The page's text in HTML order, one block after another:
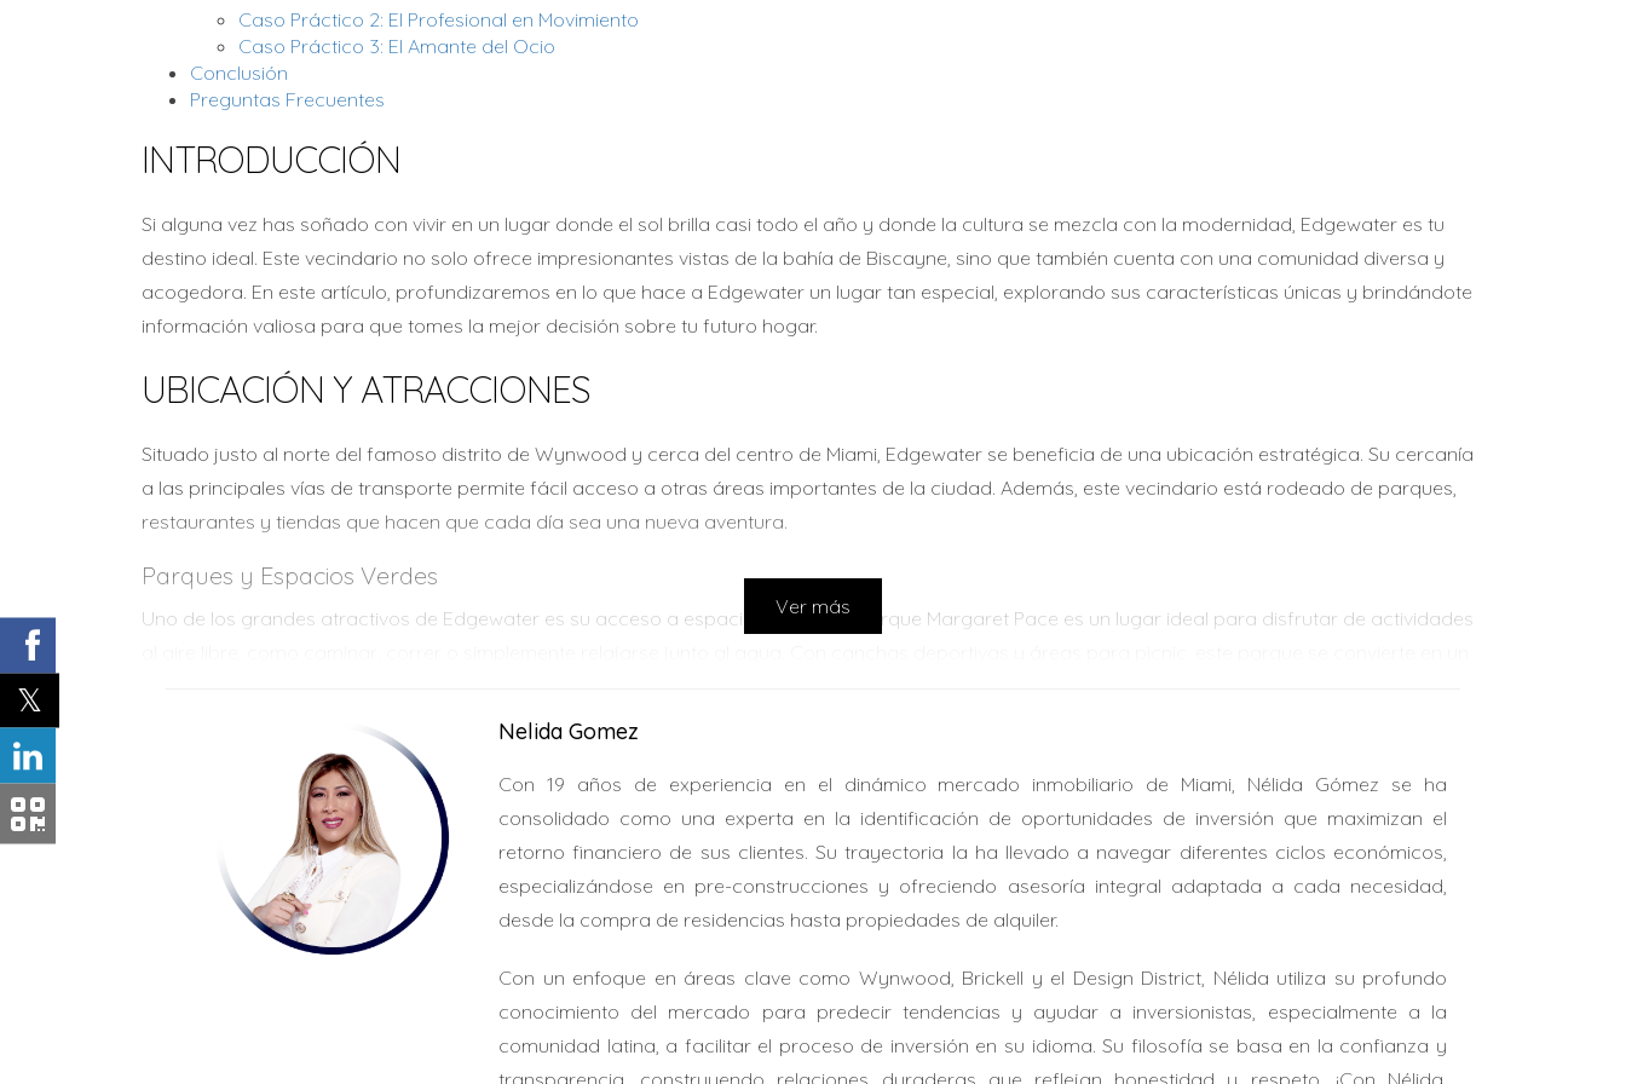
Caso Práctico 2: El Profesional en Movimiento
Caso Práctico 3: El Amante del Ocio
Conclusión
Preguntas Frecuentes
INTRODUCCIÓN
Si alguna vez has soñado con vivir en un lugar donde el sol brilla casi todo el año y donde la cultura se mezcla con la modernidad, Edgewater es tu
destino ideal. Este vecindario no solo ofrece impresionantes vistas de la bahía de Biscayne, sino que también cuenta con una comunidad diversa y
acogedora. En este artículo, profundizaremos en lo que hace a Edgewater un lugar tan especial, explorando sus características únicas y brindándote
información valiosa para que tomes la mejor decisión sobre tu futuro hogar.
UBICACIÓN Y ATRACCIONES
Situado justo al norte del famoso distrito de Wynwood y cerca del centro de Miami, Edgewater se beneficia de una ubicación estratégica. Su cercanía
a las principales vías de transporte permite fácil acceso a otras áreas importantes de la ciudad. Además, este vecindario está rodeado de parques,
restaurantes y tiendas que hacen que cada día sea una nueva aventura.
Parques y Espacios Verdes
Uno de los grandes atractivos de Edgewater es su acceso a espacios verdes. El Parque Margaret Pace es un lugar ideal para disfrutar de actividades
Vida Nocturna y Gastronomía
La oferta gastronómica en Edgewater es variada y deliciosa. Desde restaurantes gourmet hasta cafés acogedores, hay algo para todos los gustos.
La vida nocturna también es vibrante; bares y lounges ofrecen entretenimiento para aquellos que buscan disfrutar de una noche divertida con amigos.
ESTILO DE VIDA EN EDGEWATER
El estilo de vida en Edgewater es dinámico y diverso. Aquí es donde se entrelazan diferentes culturas y estilos, creando un ambiente único que atrae
tanto a jóvenes profesionales como a familias establecidas. A continuación, exploraremos tres casos prácticos que ilustran cómo es realmente vivir en
Ver más
Nelida Gomez
Con 19 años de experiencia en el dinámico mercado inmobiliario de Miami, Nélida Gómez se ha
consolidado como una experta en la identificación de oportunidades de inversión que maximizan el
retorno financiero de sus clientes. Su trayectoria la ha llevado a navegar diferentes ciclos económicos,
especializándose en pre-construcciones y ofreciendo asesoría integral adaptada a cada necesidad,
desde la compra de residencias hasta propiedades de alquiler.
Con un enfoque en áreas clave como Wynwood, Brickell y el Design District, Nélida utiliza su profundo
conocimiento del mercado para predecir tendencias y ayudar a inversionistas, especialmente a la
comunidad latina, a facilitar el proceso de inversión en su idioma. Su filosofía se basa en la confianza y
transparencia, construyendo relaciones duraderas que reflejan honestidad y respeto. ¡Con Nélida,